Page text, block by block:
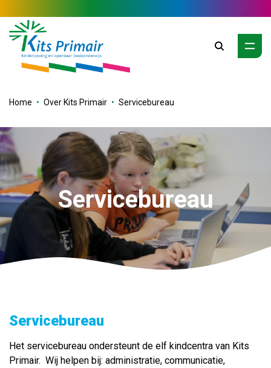
Zoeken
Home Over Kits Primair Servicebureau
Servicebureau
Servicebureau
Het servicebureau ondersteunt de elf kindcentra van Kits
Primair. Wij helpen bij: administratie, communicatie,